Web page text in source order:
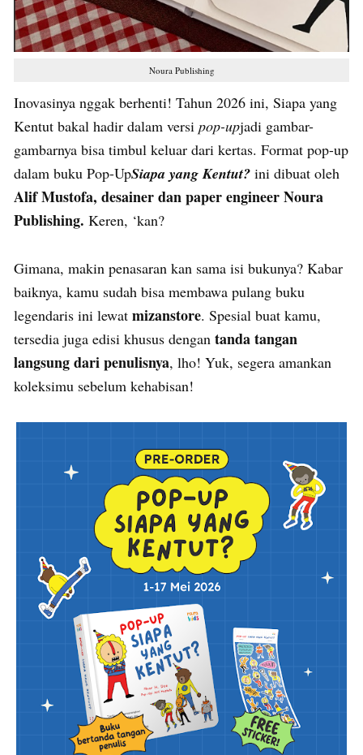
Noura Publishing
Inovasinya nggak berhenti! Tahun 2026 ini, Siapa yang
Kentut bakal hadir dalam versi pop-upjadi gambar-
gambarnya bisa timbul keluar dari kertas. Format pop-up
dalam buku Pop-UpSiapa yang Kentut? ini dibuat oleh
Alif Mustofa, desainer dan paper engineer Noura
Publishing. Keren, ‘kan?
Gimana, makin penasaran kan sama isi bukunya? Kabar
baiknya, kamu sudah bisa membawa pulang buku
legendaris ini lewat mizanstore. Spesial buat kamu,
tersedia juga edisi khusus dengan tanda tangan
langsung dari penulisnya, lho! Yuk, segera amankan
koleksimu sebelum kehabisan!